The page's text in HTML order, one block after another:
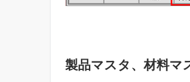
製品マスタ、材料マ